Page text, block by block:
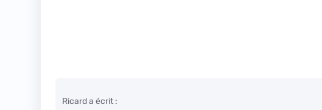
Ricard a écrit :